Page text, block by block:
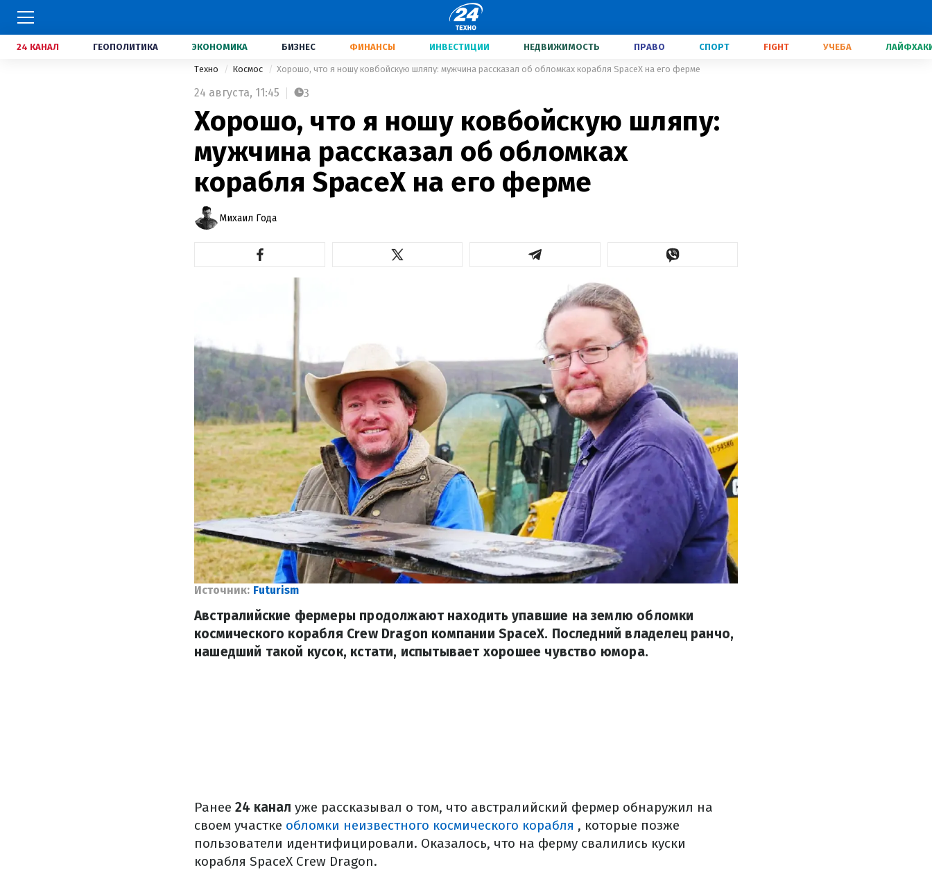
24 КАНАЛ ГЕОПОЛИТИКА ЭКОНОМИКА БИЗНЕС ФИНАНСЫ ИНВЕСТИЦИИ НЕДВИЖИМОСТЬ ПРАВО СПОРТ FIGHT УЧЕБА
Техно Космос Хорошо, что я ношу ковбойскую шляпу: мужчина рассказал об обломках корабля SpaceX на его ферме
24 августа, 11:45 3
Хорошо, что я ношу ковбойскую шляпу:
мужчина рассказал об обломках
корабля SpaceX на его ферме
Михаил Года
Источник: Futurism
Австралийские фермеры продолжают находить упавшие на землю обломки
космического корабля Crew Dragon компании SpaceX. Последний владелец ранчо,
нашедший такой кусок, кстати, испытывает хорошее чувство юмора.
Ранее 24 канал уже рассказывал о том, что австралийский фермер обнаружил на
своем участке обломки неизвестного космического корабля , которые позже
пользователи идентифицировали. Оказалось, что на ферму свалились куски
корабля SpaceX Crew Dragon.